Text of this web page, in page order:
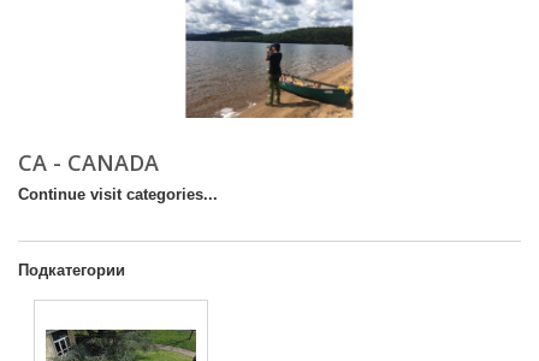
CA - CANADA
Continue visit categories...
Подкатегории